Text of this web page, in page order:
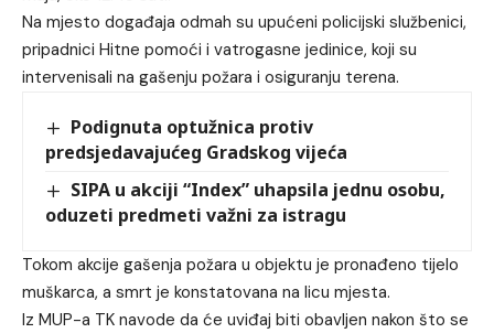
Na mjesto događaja odmah su upućeni policijski službenici,
pripadnici Hitne pomoći i vatrogasne jedinice, koji su
intervenisali na gašenju požara i osiguranju terena.
Podignuta optužnica protiv
predsjedavajućeg Gradskog vijeća
SIPA u akciji “Index” uhapsila jednu osobu,
oduzeti predmeti važni za istragu
Tokom akcije gašenja požara u objektu je pronađeno tijelo
muškarca, a smrt je konstatovana na licu mjesta.
Iz MUP-a TK navode da će uviđaj biti obavljen nakon što se